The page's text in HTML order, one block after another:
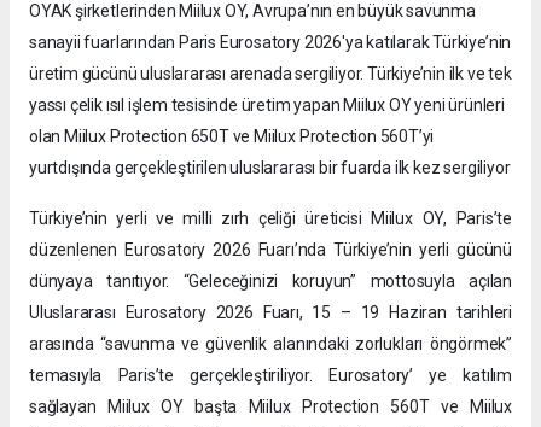
OYAK şirketlerinden Miilux OY, Avrupa’nın en büyük savunma
sanayii fuarlarından Paris Eurosatory 2026'ya katılarak Türkiye’nin
üretim gücünü uluslararası arenada sergiliyor. Türkiye’nin ilk ve tek
yassı çelik ısıl işlem tesisinde üretim yapan Miilux OY yeni ürünleri
olan Miilux Protection 650T ve Miilux Protection 560T’yi
yurtdışında gerçekleştirilen uluslararası bir fuarda ilk kez sergiliyor
Türkiye’nin yerli ve milli zırh çeliği üreticisi Miilux OY, Paris’te
düzenlenen Eurosatory 2026 Fuarı’nda Türkiye’nin yerli gücünü
dünyaya tanıtıyor. “Geleceğinizi koruyun” mottosuyla açılan
Uluslararası Eurosatory 2026 Fuarı, 15 – 19 Haziran tarihleri
arasında “savunma ve güvenlik alanındaki zorlukları öngörmek”
temasıyla Paris’te gerçekleştiriliyor. Eurosatory’ ye katılım
sağlayan Miilux OY başta Miilux Protection 560T ve Miilux